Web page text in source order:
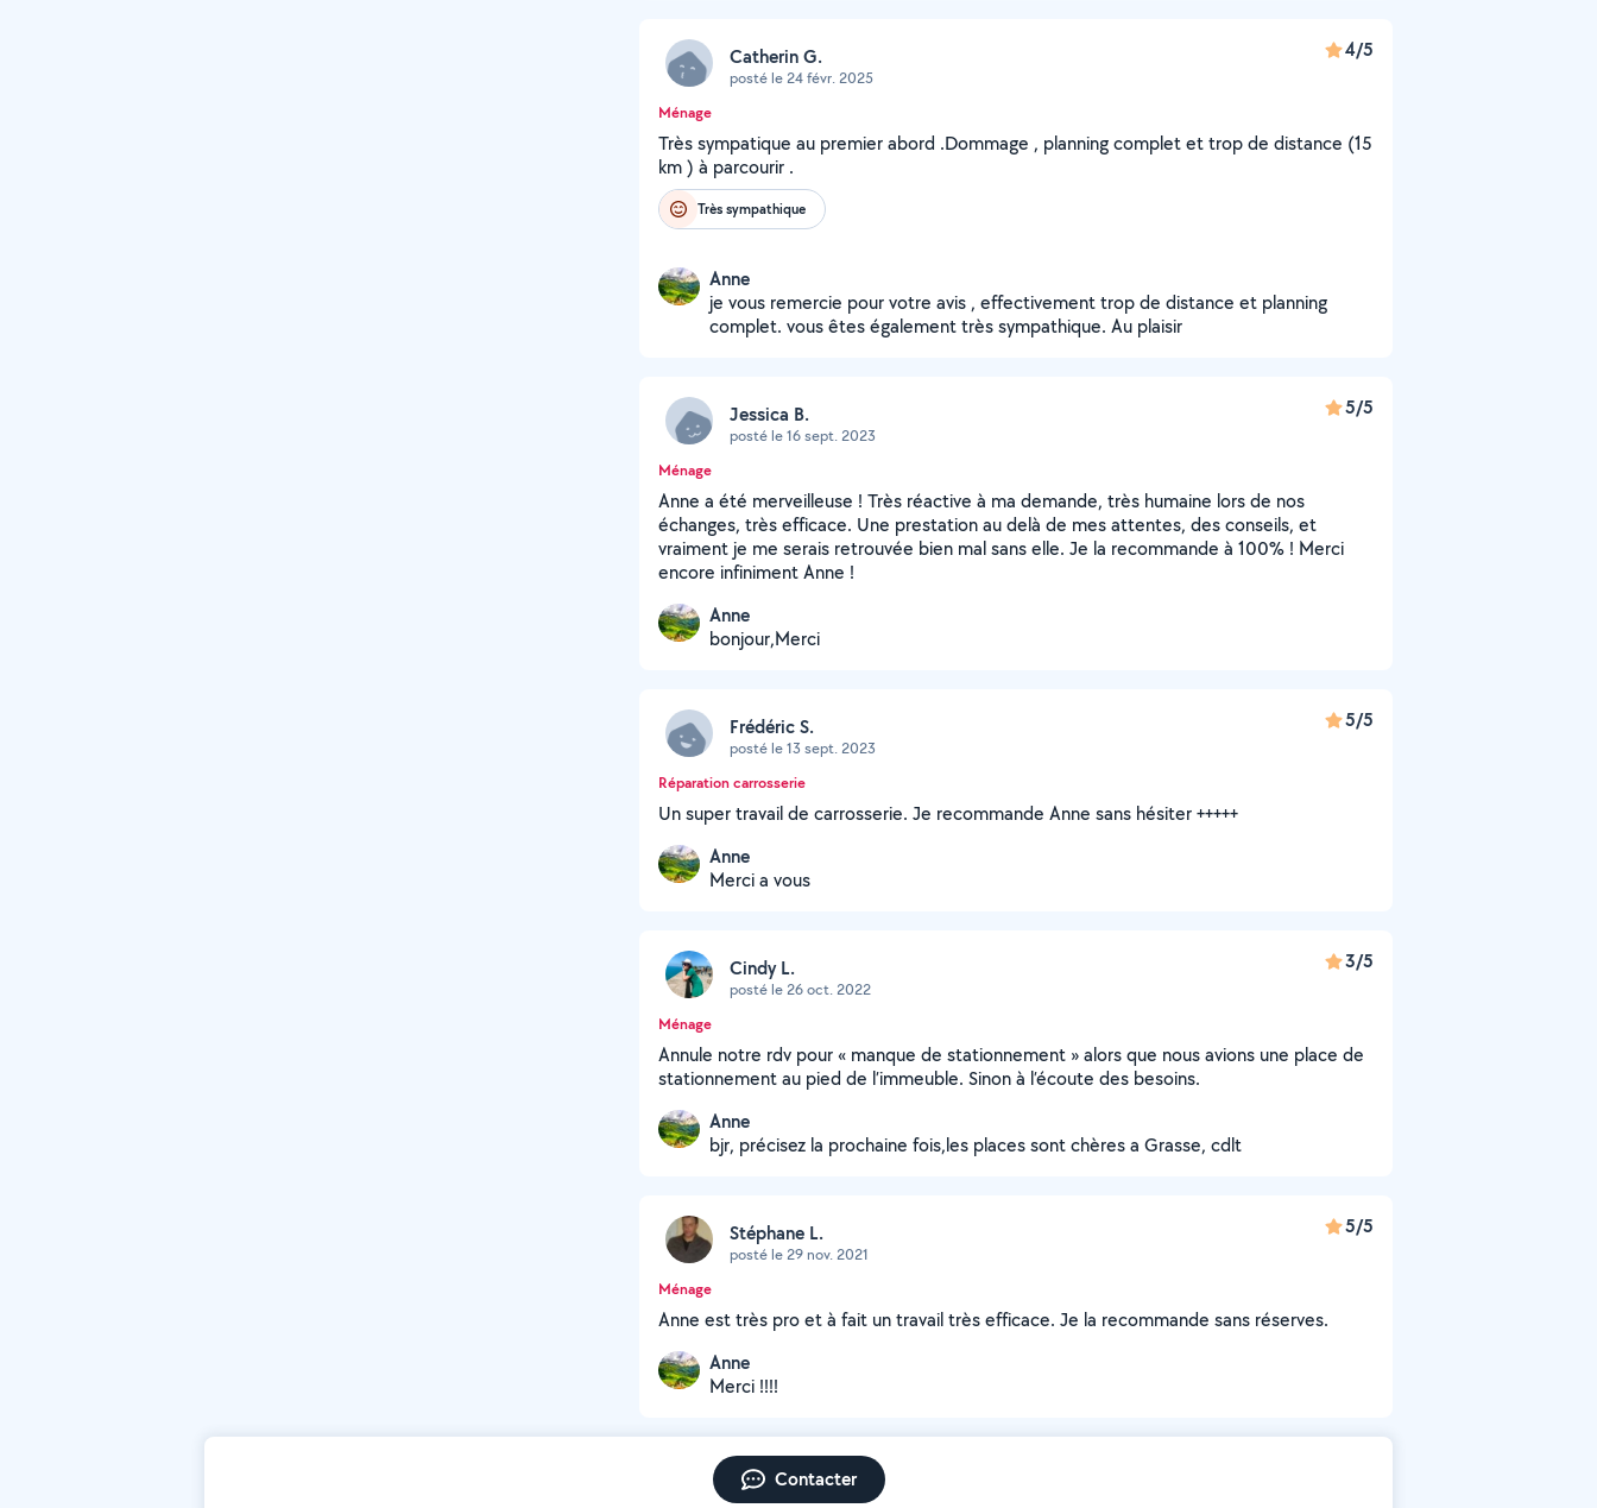
Catherin G.
posté le 24 févr. 2025
4/5
Ménage
Très sympatique au premier abord .Dommage , planning complet et trop de distance (15
km ) à parcourir .
Très sympathique
Anne
je vous remercie pour votre avis , effectivement trop de distance et planning
complet. vous êtes également très sympathique. Au plaisir
Jessica B.
posté le 16 sept. 2023
5/5
Ménage
Anne a été merveilleuse ! Très réactive à ma demande, très humaine lors de nos
échanges, très efficace. Une prestation au delà de mes attentes, des conseils, et
vraiment je me serais retrouvée bien mal sans elle. Je la recommande à 100% ! Merci
encore infiniment Anne !
Anne
bonjour,Merci
Frédéric S.
posté le 13 sept. 2023
5/5
Réparation carrosserie
Un super travail de carrosserie. Je recommande Anne sans hésiter +++++
Anne
Merci a vous
Cindy L.
posté le 26 oct. 2022
3/5
Ménage
Annule notre rdv pour « manque de stationnement » alors que nous avions une place de
stationnement au pied de l’immeuble. Sinon à l’écoute des besoins.
Anne
bjr, précisez la prochaine fois,les places sont chères a Grasse, cdlt
Stéphane L.
posté le 29 nov. 2021
5/5
Ménage
Anne est très pro et à fait un travail très efficace. Je la recommande sans réserves.
Anne
Merci !!!!
Contacter